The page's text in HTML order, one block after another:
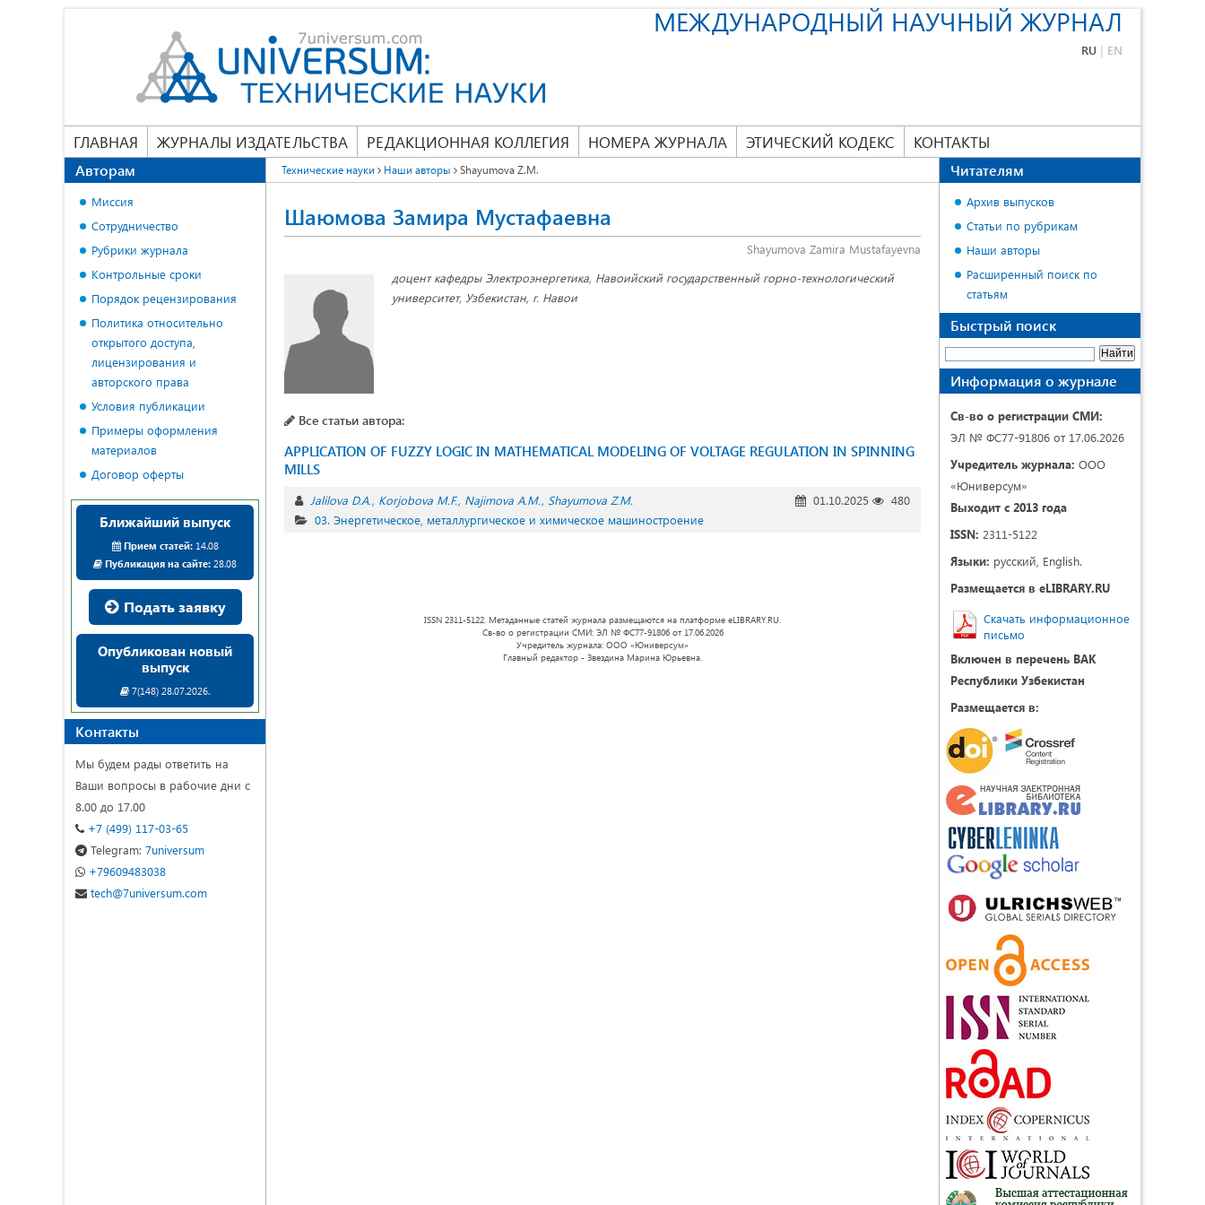
МЕЖДУНАРОДНЫЙ НАУЧНЫЙ ЖУРНАЛ
RU | EN
ГЛАВНАЯ ЖУРНАЛЫ ИЗДАТЕЛЬСТВА РЕДАКЦИОННАЯ КОЛЛЕГИЯ НОМЕРА ЖУРНАЛА ЭТИЧЕСКИЙ КОДЕКС КОНТАКТЫ
Технические науки Наши авторы Shayumova Z.M.
Шаюмова Замира Мустафаевна
Shayumova Zamira Mustafayevna
доцент кафедры Электроэнергетика, Навоийский государственный горно-технологический
университет, Узбекистан, г. Навои
Все статьи автора:
APPLICATION OF FUZZY LOGIC IN MATHEMATICAL MODELING OF VOLTAGE REGULATION IN SPINNING
MILLS
Jalilova D.A. Korjobova M.F. Najimova A.M. Shayumova Z.M. 01.10.2025
480
03. Энергетическое, металлургическое и химическое машиностроение
ISSN 2311-5122. Метаданные статей журнала размещаются на платформе eLIBRARY.RU.
Св-во о регистрации СМИ: ЭЛ № ФС77-91806 от 17.06.2026
Учредитель журнала: ООО «Юниверсум»
Главный редактор - Звездина Марина Юрьевна.
Авторам
Миссия
Сотрудничество
Рубрики журнала
Контрольные сроки
Порядок рецензирования
Политика относительно
открытого доступа,
лицензирования и
авторского права
Условия публикации
Примеры оформления
материалов
Договор оферты
Ближайший выпуск
Прием статей:14.08
Публикация на сайте: 28.08
Подать заявку
Опубликован новый
выпуск
7(148) 28.07.2026.
Контакты
Мы будем рады ответить на
Ваши вопросы в рабочие дни с
8.00 до 17.00
+7 (499) 117-03-65
Telegram: 7universum
+79609483038
tech@7universum.com
Читателям
Архив выпусков
Статьи по рубрикам
Наши авторы
Расширенный поиск по
статьям
Быстрый поиск
Информация о журнале
Св-во о регистрации СМИ:
ЭЛ № ФС77-91806 от 17.06.2026
Учредитель журнала: ООО
«Юниверсум»
Выходит с 2013 года
ISSN: 2311-5122
Языки: русский, English.
Размещается в eLIBRARY.RU
Скачать информационное
письмо
Включен в перечень ВАК
Республики Узбекистан
Размещается в: